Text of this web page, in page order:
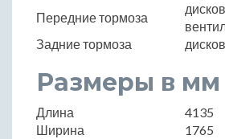
Передние тормоза
Задние тормоза
Размеры в мм
Длина
4135
Ширина
1765